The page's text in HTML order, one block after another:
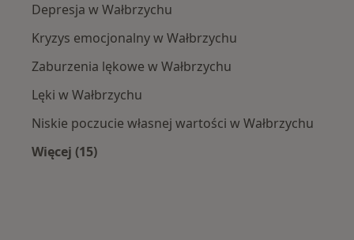
Depresja w Wałbrzychu
Kryzys emocjonalny w Wałbrzychu
Zaburzenia lękowe w Wałbrzychu
Lęki w Wałbrzychu
Niskie poczucie własnej wartości w Wałbrzychu
Więcej (15)